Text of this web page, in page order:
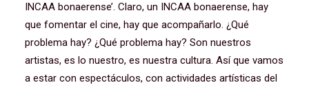
INCAA bonaerense’. Claro, un INCAA bonaerense, hay
que fomentar el cine, hay que acompañarlo. ¿Qué
problema hay? ¿Qué problema hay? Son nuestros
artistas, es lo nuestro, es nuestra cultura. Así que vamos
a estar con espectáculos, con actividades artísticas del